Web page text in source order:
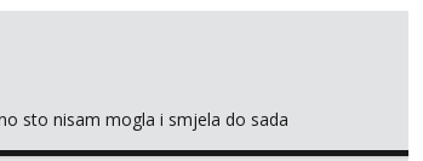
sto nisam mogla i smjela do sada